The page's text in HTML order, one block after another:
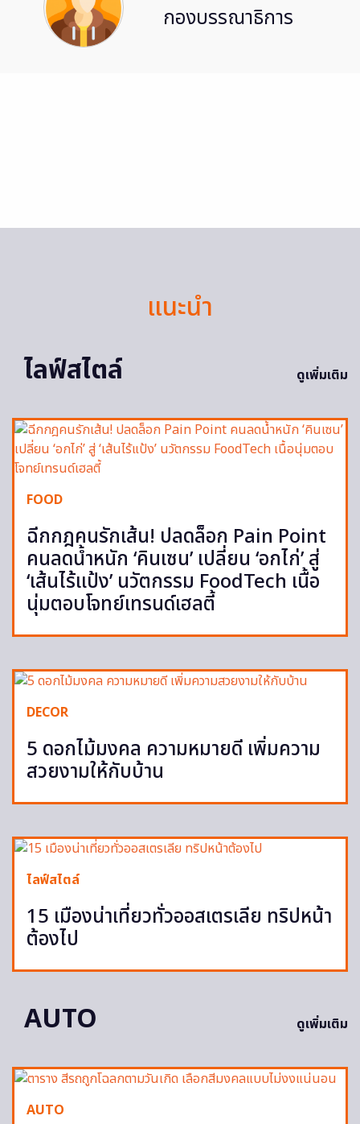
กองบรรณาธิการ
แนะนำ
ไลฟ์สไตล์
ดูเพิ่มเติม
FOOD
ฉีกกฎคนรักเส้น! ปลดล็อก Pain Point
คนลดน้ำหนัก ‘คินเซน’ เปลี่ยน ‘อกไก่’ สู่
‘เส้นไร้แป้ง’ นวัตกรรม FoodTech เนื้อ
นุ่มตอบโจทย์เทรนด์เฮลตี้
DECOR
5 ดอกไม้มงคล ความหมายดี เพิ่มความ
สวยงามให้กับบ้าน
ไลฟ์สไตล์
15 เมืองน่าเที่ยวทั่วออสเตรเลีย ทริปหน้า
ต้องไป
AUTO ดูเพิ่มเติม
AUTO